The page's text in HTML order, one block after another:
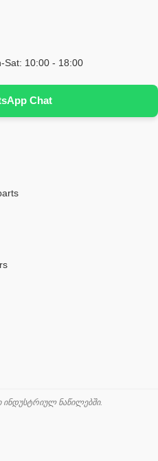
ORFS
Sat: 10:00 - 18:00
Chat
ნაწილებში.